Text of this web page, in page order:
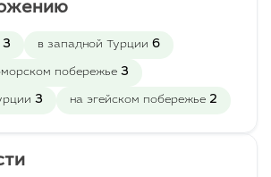
что является
заходом. Исторические
располагаются в
3 в западной Турции 6
побережье 3
3 на эгейском побережье 2